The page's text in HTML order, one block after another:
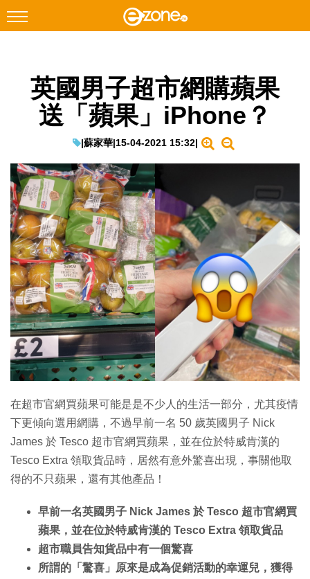
Facebook Instagram
科技焦點
遊戲動漫
教學評測
EduTech
IT Times
生成式AI與雲端應用
Enterprise Digital Transformation
特集
英國男子超市網購蘋果
送「蘋果」iPhone？
|蘇家華|15-04-2021 15:32|
在超市官網買蘋果可能是是不少人的生活一部分，尤其疫情
下更傾向選用網購，不過早前一名 50 歲英國男子 Nick
James 於 Tesco 超市官網買蘋果，並在位於特威肯漢的
Tesco Extra 領取貨品時，居然有意外驚喜出現，事關他取
得的不只蘋果，還有其他產品！
早前一名英國男子 Nick James 於 Tesco 超市官網買
蘋果，並在位於特威肯漢的 Tesco Extra 領取貨品
超市職員告知貨品中有一個驚喜
所謂的「驚喜」原來是成為促銷活動的幸運兒，獲得